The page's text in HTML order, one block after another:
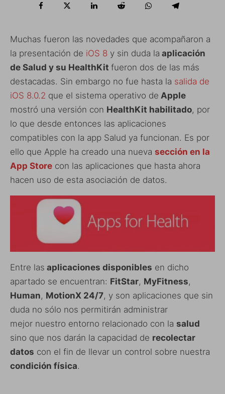
Muchas fueron las novedades que acompañaron a
la presentación de iOS 8 y sin duda la aplicación
de Salud y su HealthKit fueron dos de las más
destacadas. Sin embargo no fue hasta la salida de
iOS 8.0.2 que el sistema operativo de Apple
mostró una versión con HealthKit habilitado, por
lo que desde entonces las aplicaciones
compatibles con la app Salud ya funcionan. Es por
ello que Apple ha creado una nueva sección en la
App Store con las aplicaciones que hasta ahora
hacen uso de esta asociación de datos.
Entre las aplicaciones disponibles en dicho
apartado se encuentran: FitStar, MyFitness,
Human, MotionX 24/7, y son aplicaciones que sin
duda no sólo nos permitirán administrar
mejor nuestro entorno relacionado con la salud
sino que nos darán la capacidad de recolectar
datos con el fin de llevar un control sobre nuestra
condición física.